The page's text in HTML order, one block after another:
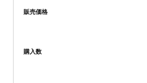
販売価格
購入数